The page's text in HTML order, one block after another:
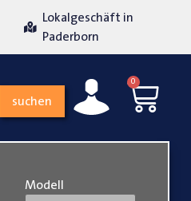
suchen
0
Modell